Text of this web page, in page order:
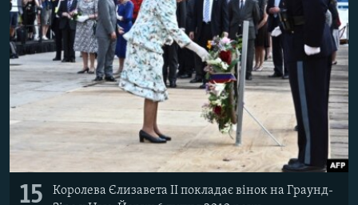
15
Королева Єлизавета II покладає вінок на Граунд-